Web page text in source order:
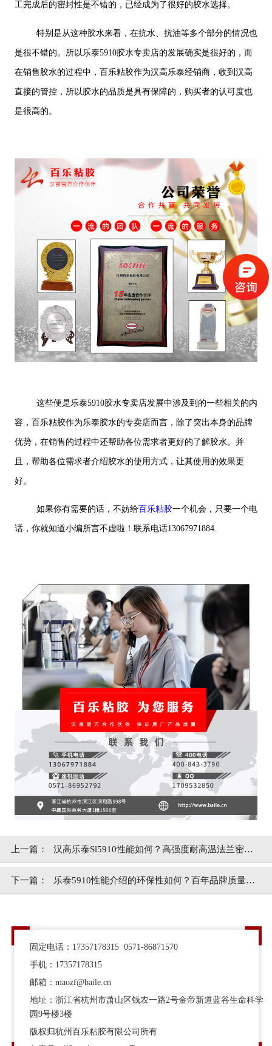
工完成后的密封性是不错的，已经成为了很好的胶水选择。
特别是从这种胶水来看，在抗水、抗油等多个部分的情况也
是很不错的。所以乐泰5910胶水专卖店的发展确实是很好的，而
在销售胶水的过程中，百乐粘胶作为汉高乐泰经销商，收到汉高
直接的管控，所以胶水的品质是具有保障的，购买者的认可度也
是很高的。
这些便是乐泰5910胶水专卖店发展中涉及到的一些相关的内
容，百乐粘胶作为乐泰胶水的专卖店而言，除了突出本身的品牌
优势，在销售的过程中还帮助各位需求者更好的了解胶水。并
且，帮助各位需求者介绍胶水的使用方式，让其使用的效果更
好。
如果你有需要的话，不妨给百乐粘胶一个机会，只要一个电
话，你就知道小编所言不虚啦！联系电话13067971884.
上一篇： 汉高乐泰Sl5910性能如何？高强度耐高温法兰密封
胶[百乐粘胶]
下一篇： 乐泰5910性能介绍的环保性如何？百年品牌质量保
固定电话：17357178315 0571-86871570
手机：17357178315
邮箱：maozf@baile.cn
地址：浙江省杭州市萧山区钱农一路2号金帝新道蓝谷生命科学
园9号楼3楼
版权归杭州百乐粘胶有限公司所有